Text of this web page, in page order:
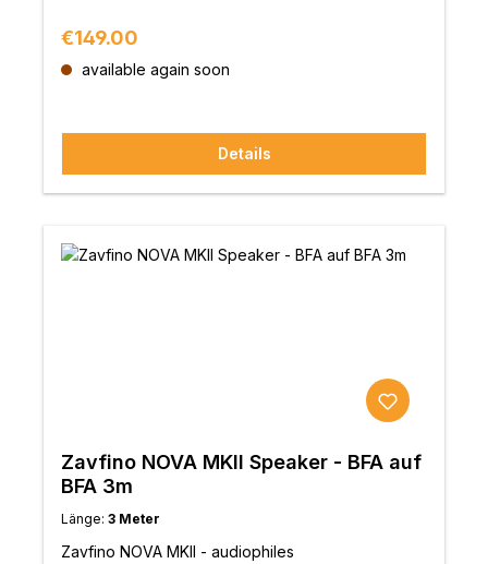
Regular price:
€149.00
available again soon
Details
Zavfino NOVA MKII Speaker - BFA auf
BFA 3m
Länge: 3 Meter
Zavfino NOVA MKII - audiophiles